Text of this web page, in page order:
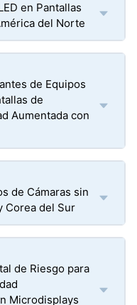
en Pantallas
del Norte
de Equipos
de
Aumentada con
de Cámaras sin
Corea del Sur
de Riesgo para
Microdisplays